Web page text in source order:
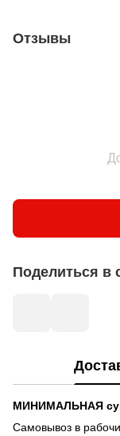
Отзывы
Поделиться в
МИНИМАЛЬНАЯ
Самовывоз в